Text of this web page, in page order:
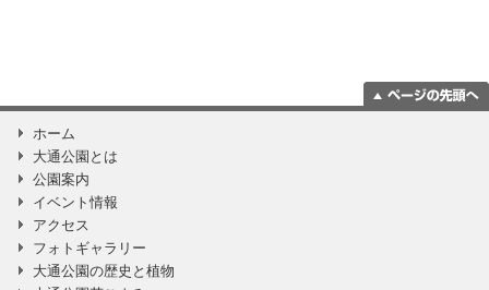
ホーム
大通公園とは
公園案内
イベント情報
アクセス
フォトギャラリー
大通公園の歴史と植物